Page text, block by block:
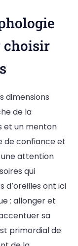
choisir
dimensions
de la
et un menton
de confiance et
attention
qui
d’oreilles ont ici
: allonger et
sa
primordial de